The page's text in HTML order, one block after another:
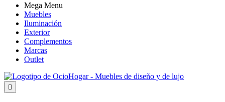
Mega Menu
Muebles
Iluminación
Exterior
Complementos
Marcas
Outlet
